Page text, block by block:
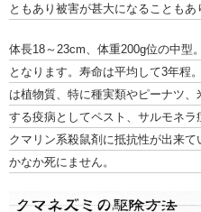
ともあり被害が甚大になることもあ
体長18～23cm、体重200g位の中型
となります。寿命は平均して3年程
は植物質、特に種実類やピーナツ
する疫病としてペスト、サルモネラ
クマリン系殺鼠剤に抵抗性が出来
かなか死にません。